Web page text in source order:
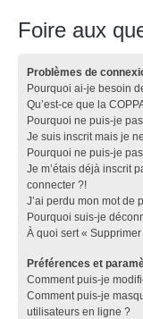
Foire aux
Problèmes de
Pourquoi ai-je besoin
Qu’est-ce que la
Pourquoi ne puis-je
Je suis inscrit mais je
Pourquoi ne puis-je
Je m’étais déjà inscrit
connecter ?!
J’ai perdu mon mot de
Pourquoi suis-je
À quoi sert «
Préférences et
Comment puis-je
Comment puis-je
utilisateurs en ligne ?